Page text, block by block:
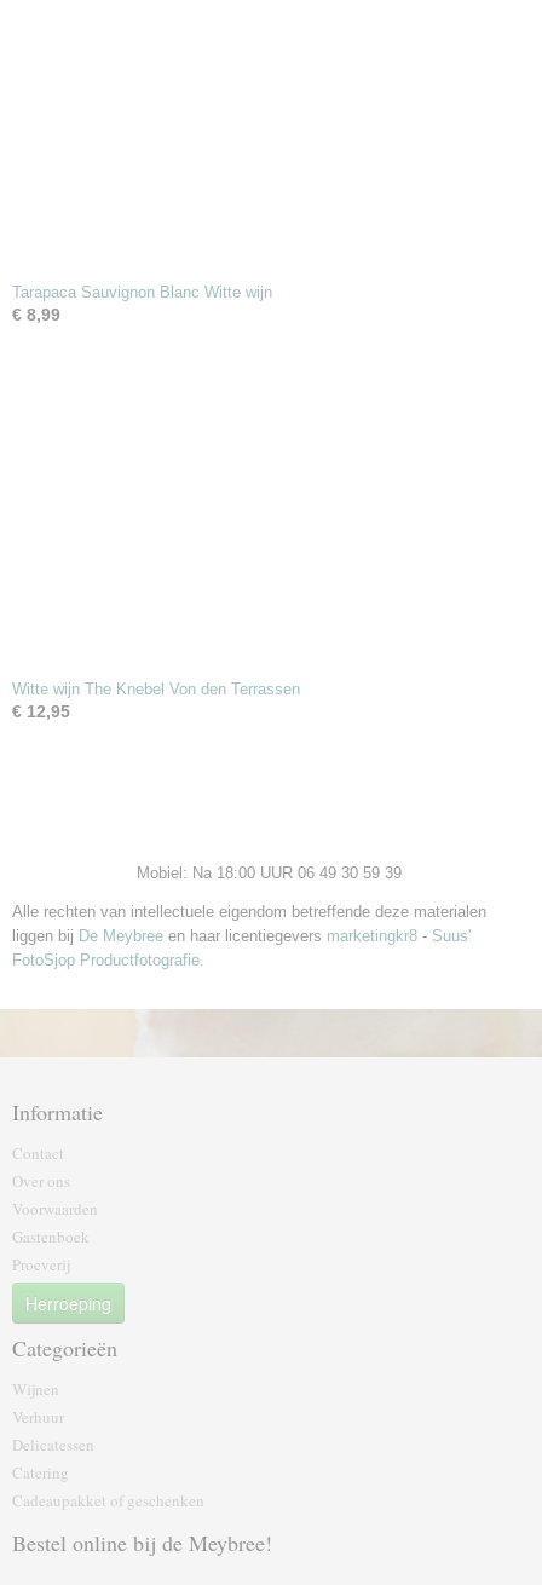
Tarapaca Sauvignon Blanc Witte wijn
€ 8,99
Witte wijn The Knebel Von den Terrassen
€ 12,95
Mobiel: Na 18:00 UUR 06 49 30 59 39
Alle rechten van intellectuele eigendom betreffende deze materialen
liggen bij De Meybree en haar licentiegevers marketingkr8 - Suus'
FotoSjop Productfotografie.
Informatie
Contact
Over ons
Voorwaarden
Gastenboek
Proeverij
Herroeping
Categorieën
Wijnen
Verhuur
Delicatessen
Catering
Cadeaupakket of geschenk‎en
Bestel online bij de Meybree!